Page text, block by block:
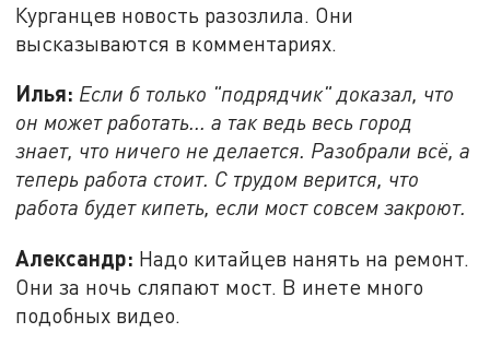
Курганцев новость разозлила. Они
высказываются в комментариях.
Илья: Если б только "подрядчик" доказал, что
он может работать... а так ведь весь город
знает, что ничего не делается. Разобрали всё, а
теперь работа стоит. С трудом верится, что
работа будет кипеть, если мост совсем закроют.
Александр: Надо китайцев нанять на ремонт.
Они за ночь сляпают мост. В инете много
подобных видео.